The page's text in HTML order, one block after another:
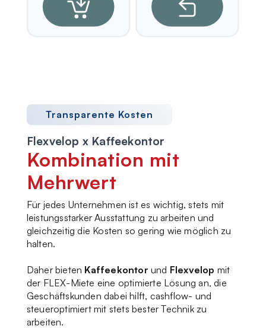
Transparente Kosten
Flexvelop x Kaffeekontor
Kombination mit
Mehrwert
Für jedes Unternehmen ist es wichtig, stets mit
leistungsstarker Ausstattung zu arbeiten und
gleichzeitig die Kosten so gering wie möglich zu
halten.
Daher bieten Kaffeekontor und Flexvelop mit
der FLEX-Miete eine optimierte Lösung an, die
Geschäftskunden dabei hilft, cashflow- und
steueroptimiert mit stets bester Technik zu
arbeiten.